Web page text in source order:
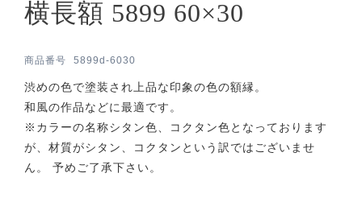
横長額 5899 60×30
商品番号 5899d-6030
渋めの色で塗装され上品な印象の色の額縁。
和風の作品などに最適です。
※カラーの名称シタン色、コクタン色となっております
が、材質がシタン、コクタンという訳ではございませ
ん。 予めご了承下さい。